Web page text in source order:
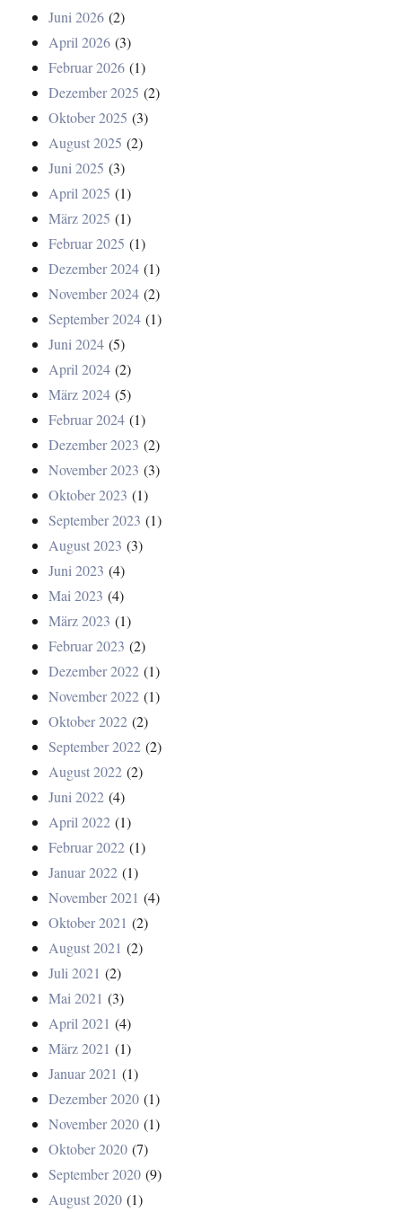
Juni 2026 (2)
April 2026 (3)
Februar 2026 (1)
Dezember 2025 (2)
Oktober 2025 (3)
August 2025 (2)
Juni 2025 (3)
April 2025 (1)
März 2025 (1)
Februar 2025 (1)
Dezember 2024 (1)
November 2024 (2)
September 2024 (1)
Juni 2024 (5)
April 2024 (2)
März 2024 (5)
Februar 2024 (1)
Dezember 2023 (2)
November 2023 (3)
Oktober 2023 (1)
September 2023 (1)
August 2023 (3)
Juni 2023 (4)
Mai 2023 (4)
März 2023 (1)
Februar 2023 (2)
Dezember 2022 (1)
November 2022 (1)
Oktober 2022 (2)
September 2022 (2)
August 2022 (2)
Juni 2022 (4)
April 2022 (1)
Februar 2022 (1)
Januar 2022 (1)
November 2021 (4)
Oktober 2021 (2)
August 2021 (2)
Juli 2021 (2)
Mai 2021 (3)
April 2021 (4)
März 2021 (1)
Januar 2021 (1)
Dezember 2020 (1)
November 2020 (1)
Oktober 2020 (7)
September 2020 (9)
August 2020 (1)